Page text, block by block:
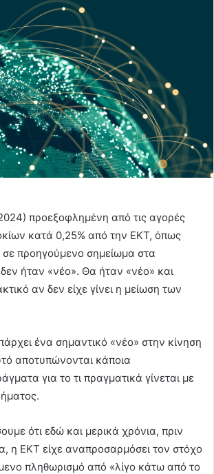
προεξοφλημένη από τις αγορές
κατά 0,25% από την ΕΚΤ, όπως
σε προηγούμενο σημείωμα στα
ήταν «νέο». Θα ήταν «νέο» και
αν δεν είχε γίνει η μείωση των
ένα σημαντικό «νέο» στην κίνηση
αποτυπώνονται κάποια
για το τι πραγματικά γίνεται με
ότι εδώ και μερικά χρόνια, πριν
η ΕΚΤ είχε αναπροσαρμόσει τον στόχο
πληθωρισμό από «λίγο κάτω από το